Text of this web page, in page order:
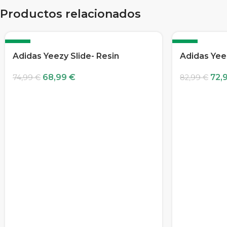
Productos relacionados
-8%
Adidas Yeezy Slide- Resin
74,99€ 68,99 €
-12%
Adidas
82,99€